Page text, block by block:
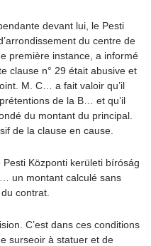
devant lui, le Pesti
du centre de
première instance, a informé
clause n° 29 était abusive et
M. C… a fait valoir qu’il
de la B… et qu’il
du montant du principal.
de la clause en cause.
Központi kerületi bíróság
un montant calculé sans
contrat.
C’est dans ces conditions
surseoir à statuer et de